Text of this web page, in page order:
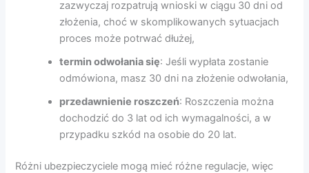
zazwyczaj rozpatrują wnioski w ciągu 30 dni od
złożenia, choć w skomplikowanych sytuacjach
proces może potrwać dłużej,
termin odwołania się: Jeśli wypłata zostanie
odmówiona, masz 30 dni na złożenie odwołania,
przedawnienie roszczeń: Roszczenia można
dochodzić do 3 lat od ich wymagalności, a w
przypadku szkód na osobie do 20 lat.
Różni ubezpieczyciele mogą mieć różne regulacje, więc